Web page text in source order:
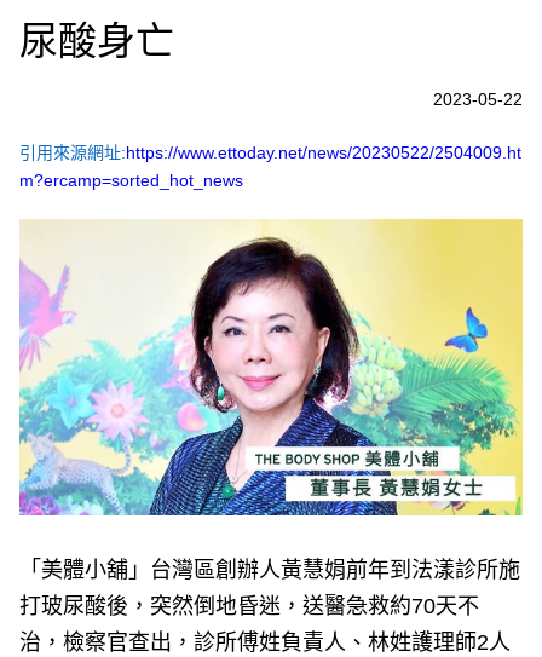
尿酸身亡
2023-05-22
引用來源網址:https://www.ettoday.net/news/20230522/2504009.ht
m?ercamp=sorted_hot_news
「美體小舖」台灣區創辦人黃慧娟前年到法漾診所施
打玻尿酸後，突然倒地昏迷，送醫急救約70天不
治，檢察官查出，診所傅姓負責人、林姓護理師2人